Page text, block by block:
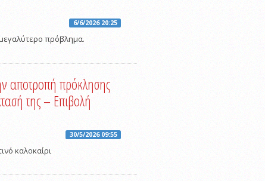
6/6/2026 20:25
πρόβλημα.
αποτροπή πρόκλησης
της – Επιβολή
30/5/2026 09:55
καλοκαίρι